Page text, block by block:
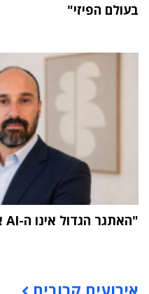
בעולם הפיזי"
"האתגר הגדול אינו ה-AI אלא הטמעתה בארגון"
אירועים קרובים